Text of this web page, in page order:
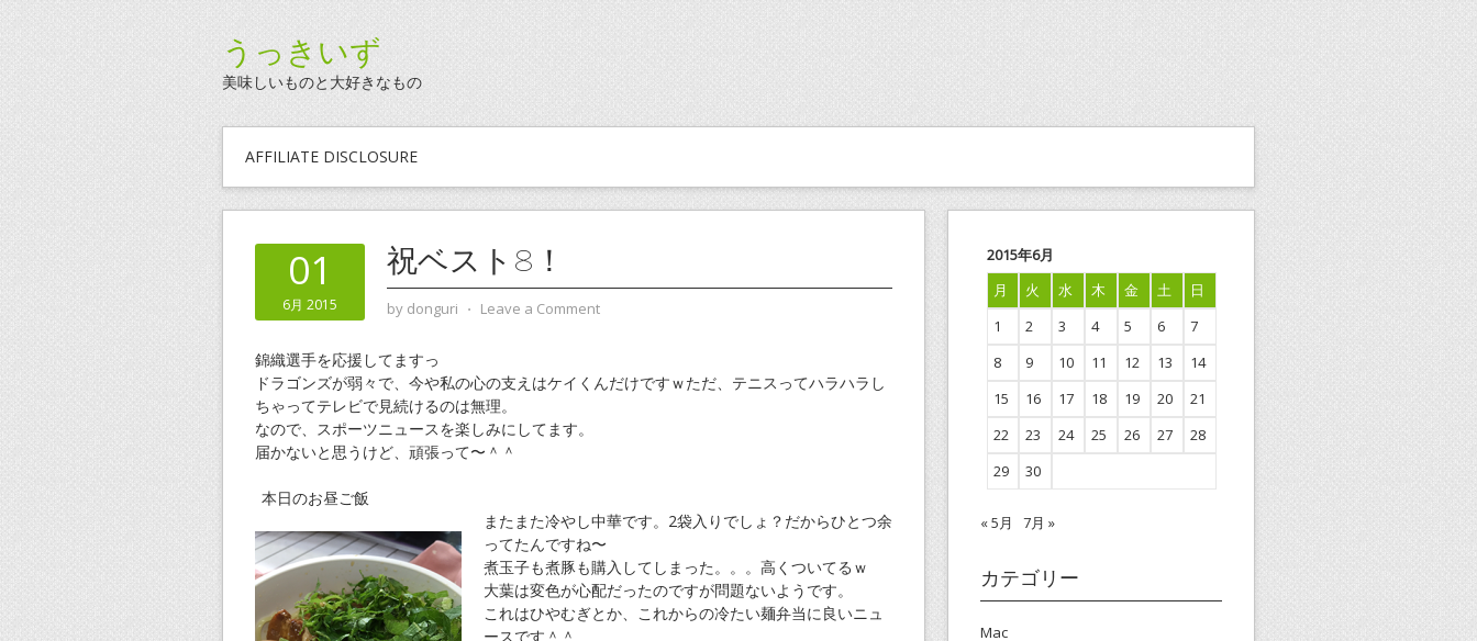
うっきいず
美味しいものと大好きなもの
AFFILIATE DISCLOSURE
01
6月 2015
祝ベスト8！
by donguri ⋅ Leave a Comment
錦織選手を応援してますっ
ドラゴンズが弱々で、今や私の心の支えはケイくんだけですｗただ、テニスってハラハラし
ちゃってテレビで見続けるのは無理。
なので、スポーツニュースを楽しみにしてます。
届かないと思うけど、頑張って〜＾＾
本日のお昼ご飯
またまた冷やし中華です。2袋入りでしょ？だからひとつ余
ってたんですね〜
煮玉子も煮豚も購入してしまった。。。高くついてるｗ
大葉は変色が心配だったのですが問題ないようです。
これはひやむぎとか、これからの冷たい麺弁当に良いニュ
ースです＾＾
2015年6月
月
火 水 木 金 土
日
1
2 3 4 5 6
7
8
9 10 11 12 13
14
15
16 17 18 19 20
21
22
23 24 25 26 27
28
29
30
« 5月 7月 »
カテゴリー
Mac